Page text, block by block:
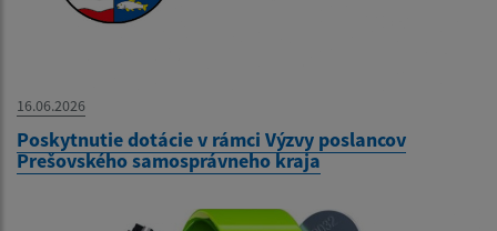
16.06.2026
Poskytnutie dotácie v rámci Výzvy poslancov
Prešovského samosprávneho kraja